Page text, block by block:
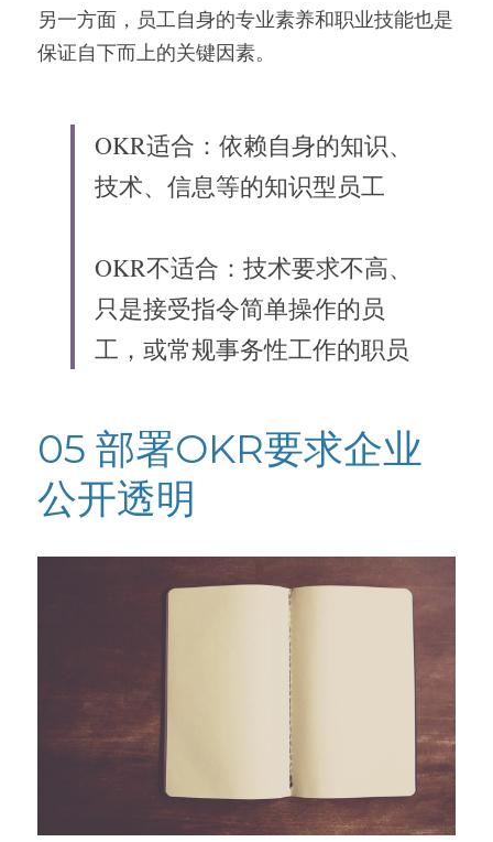
另一方面，员工自身的专业素养和职业技能也是
保证自下而上的关键因素。
OKR适合：依赖自身的知识、
技术、信息等的知识型员工
OKR不适合：技术要求不高、
只是接受指令简单操作的员
工，或常规事务性工作的职员
05 部署OKR要求企业
公开透明